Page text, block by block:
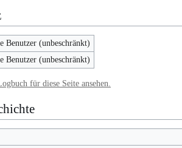
Benutzer (unbeschränkt)
Benutzer (unbeschränkt)
für diese Seite ansehen.